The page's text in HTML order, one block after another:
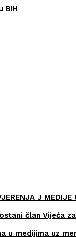
BiH
U
član Vijeća
u medijima uz